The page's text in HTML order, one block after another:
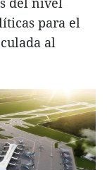
para el
al